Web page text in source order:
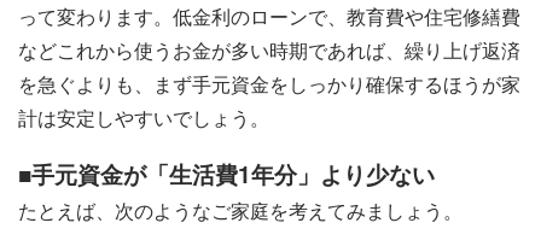
って変わります。低金利のローンで、教育費や住宅修繕費
などこれから使うお金が多い時期であれば、繰り上げ返済
を急ぐよりも、まず手元資金をしっかり確保するほうが家
計は安定しやすいでしょう。
■手元資金が「生活費1年分」より少ない
たとえば、次のようなご家庭を考えてみましょう。